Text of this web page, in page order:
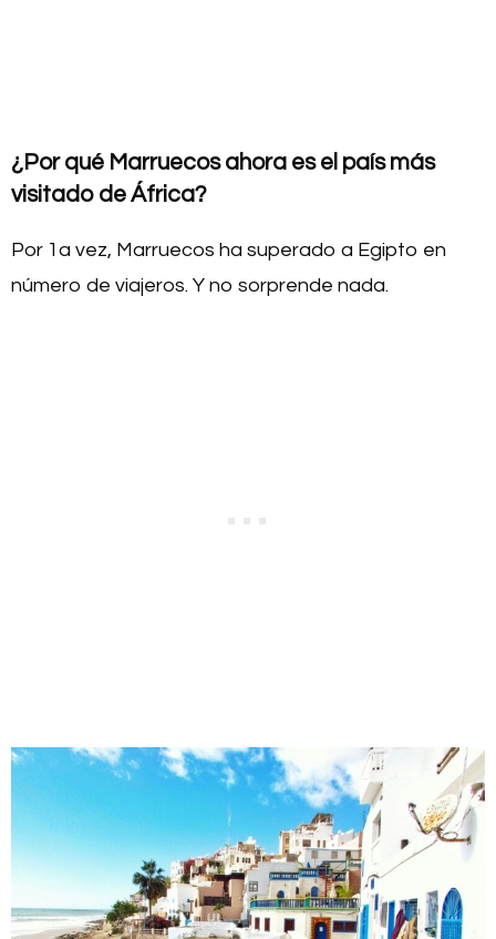
¿Por qué Marruecos ahora es el país más
visitado de África?
Por 1a vez, Marruecos ha superado a Egipto en
número de viajeros. Y no sorprende nada.